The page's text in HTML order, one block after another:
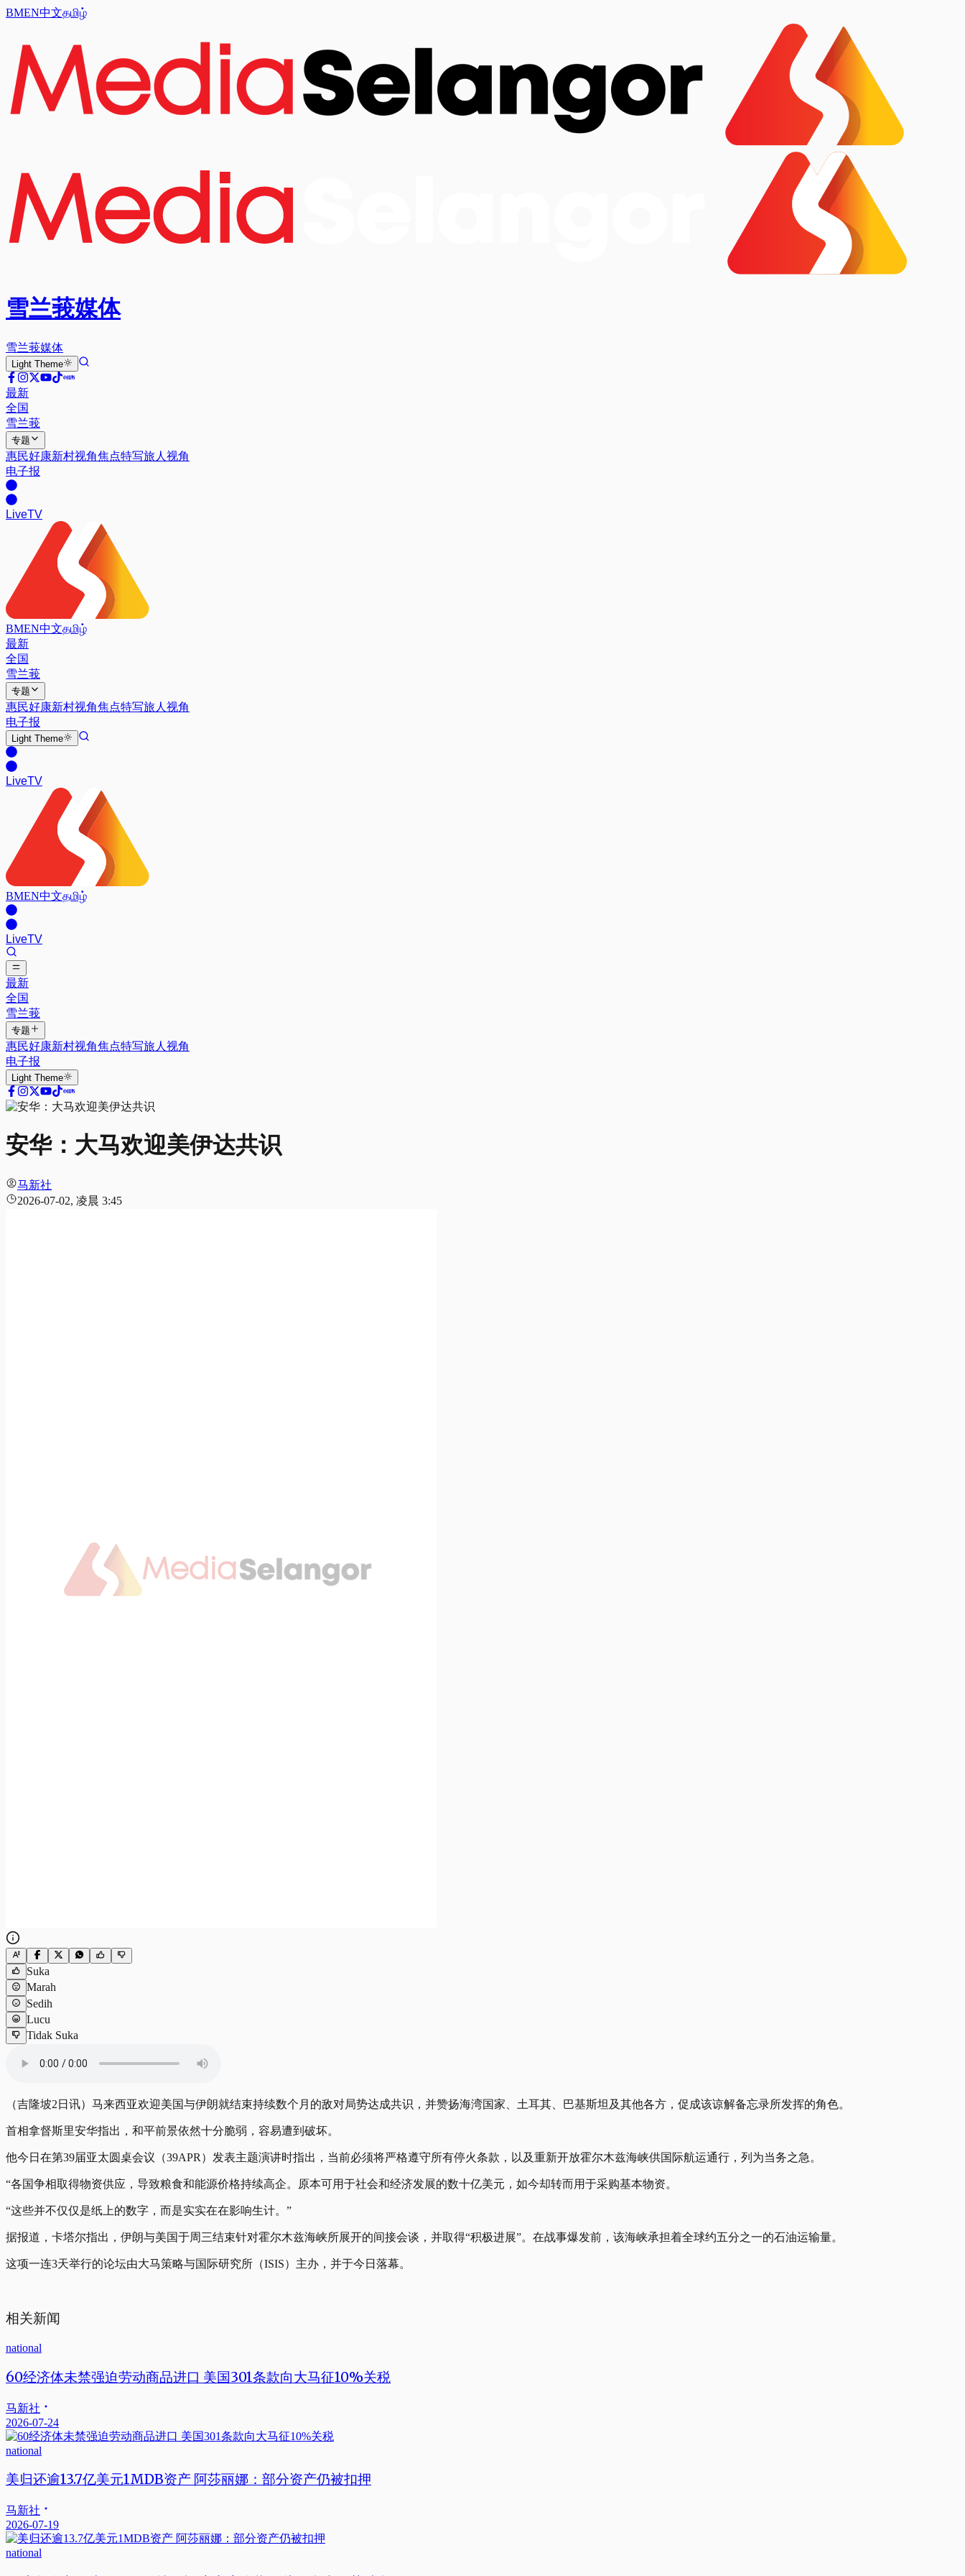
BMEN中文தமிழ்
雪兰莪媒体
雪兰莪媒体
Light Theme
最新
全国
雪兰莪
专题
惠民好康新村视角焦点特写旅人视角
电子报
LiveTV
BMEN中文தமிழ்
最新
全国
雪兰莪
专题
惠民好康新村视角焦点特写旅人视角
电子报
Light Theme
LiveTV
BMEN中文தமிழ்
LiveTV
最新
全国
雪兰莪
专题
惠民好康新村视角焦点特写旅人视角
电子报
Light Theme
安华：大马欢迎美伊达共识
马新社
2026-07-02, 凌晨 3:45
Suka
Marah
Sedih
Lucu
Tidak Suka
（吉隆坡2日讯）马来西亚欢迎美国与伊朗就结束持续数个月的敌对局势达成共识，并赞扬海湾国家、土耳其、巴基斯坦及其他各方，促成该谅解备忘录所发挥的角色。
首相拿督斯里安华指出，和平前景依然十分脆弱，容易遭到破坏。
他今日在第39届亚太圆桌会议（39APR）发表主题演讲时指出，当前必须将严格遵守所有停火条款，以及重新开放霍尔木兹海峡供国际航运通行，列为当务之急。
“各国争相取得物资供应，导致粮食和能源价格持续高企。原本可用于社会和经济发展的数十亿美元，如今却转而用于采购基本物资。
“这些并不仅仅是纸上的数字，而是实实在在影响生计。”
据报道，卡塔尔指出，伊朗与美国于周三结束针对霍尔木兹海峡所展开的间接会谈，并取得“积极进展”。在战事爆发前，该海峡承担着全球约五分之一的石油运输量。
这项一连3天举行的论坛由大马策略与国际研究所（ISIS）主办，并于今日落幕。
相关新闻
national
60经济体未禁强迫劳动商品进口 美国301条款向大马征10%关税
马新社
2026-07-24
national
美归还逾13.7亿美元1MDB资产 阿莎丽娜：部分资产仍被扣押
马新社
2026-07-19
national